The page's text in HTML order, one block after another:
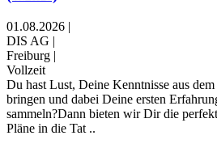
01.08.2026 |
DIS AG |
Freiburg |
Vollzeit
Du hast Lust, Deine Kenntnisse aus
bringen und dabei Deine ersten
sammeln?Dann bieten wir Dir die
Pläne in die Tat ..